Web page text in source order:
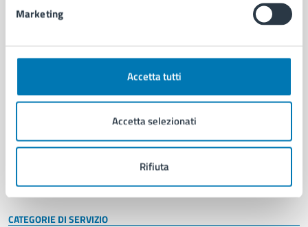
Marketing
Accetta tutti
Accetta selezionati
Rifiuta
AMMINISTRAZIONE
Organi di governo
Enti e fondazioni
Personale amministrativo
Intranet, posta aziendale e protocollo
CATEGORIE DI SERVIZIO